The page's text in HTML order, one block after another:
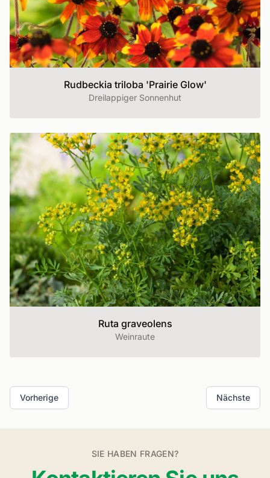
Rudbeckia triloba 'Prairie Glow'
Dreilappiger Sonnenhut
Ruta graveolens
Weinraute
Vorherige Nächste
SIE HABEN FRAGEN?